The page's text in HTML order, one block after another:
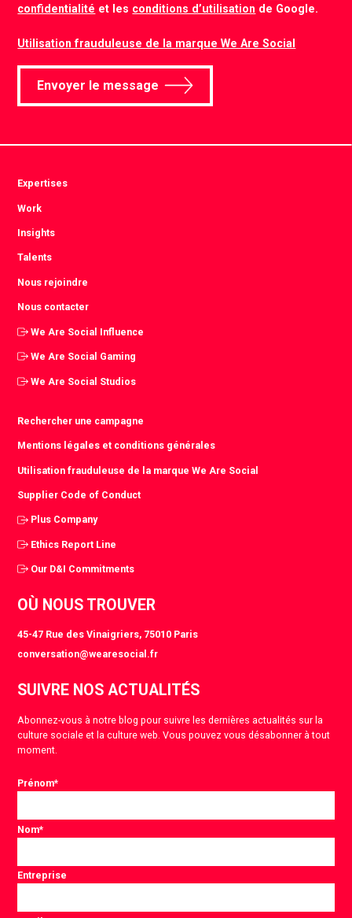
confidentialité et les conditions d’utilisation de Google.
Utilisation frauduleuse de la marque We Are Social
Envoyer le message
Expertises
Work
Insights
Talents
Nous rejoindre
Nous contacter
We Are Social Influence
We Are Social Gaming
We Are Social Studios
Rechercher une campagne
Mentions légales et conditions générales
Utilisation frauduleuse de la marque We Are Social
Supplier Code of Conduct
Plus Company
Ethics Report Line
Our D&I Commitments
OÙ NOUS TROUVER
45-47 Rue des Vinaigriers, 75010 Paris
conversation@wearesocial.fr
SUIVRE NOS ACTUALITÉS
Abonnez-vous à notre blog pour suivre les dernières actualités sur la
culture sociale et la culture web. Vous pouvez vous désabonner à tout
moment.
Prénom*
Nom*
Entreprise